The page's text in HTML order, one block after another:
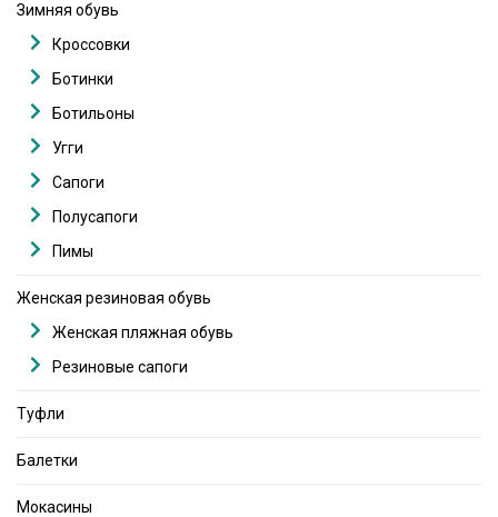
Зимняя обувь
Кроссовки
Ботинки
Ботильоны
Угги
Сапоги
Полусапоги
Пимы
Женская резиновая обувь
Женская пляжная обувь
Резиновые сапоги
Туфли
Балетки
Мокасины